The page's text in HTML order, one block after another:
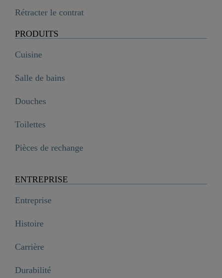
Rétracter le contrat
PRODUITS
Cuisine
Salle de bains
Douches
Toilettes
Pièces de rechange
ENTREPRISE
Entreprise
Histoire
Carrière
Durabilité